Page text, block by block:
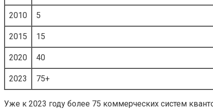
2010 5
2015 15
2020 40
2023 75+
Уже к 2023 году более 75 коммерческих систем